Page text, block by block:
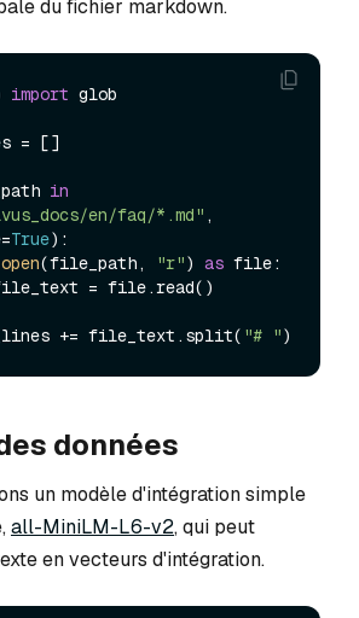
du fichier markdown.
import glob
= []
in
en/faq/*.md" ,
True):
open(file_path, "r") as file:
+= file_text.split(
"# "
données
un modèle d'intégration simple
all-MiniLM-L6-v2, qui peut
en vecteurs d'intégration.